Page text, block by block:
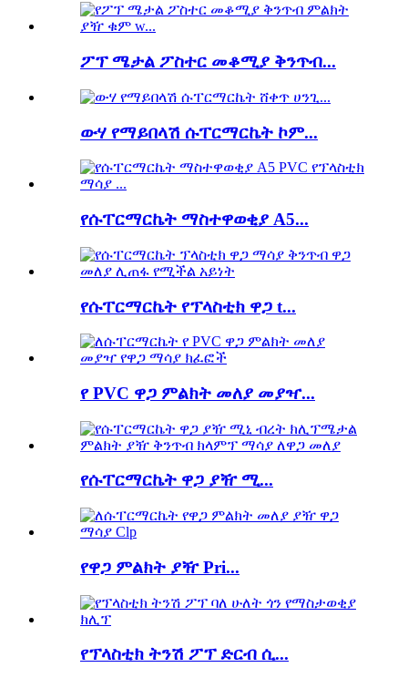
ፖፕ ሜታል ፖስተር መቆሚያ ቅንጥብ...
ውሃ የማይበላሽ ሱፐርማርኬት ኮም...
የሱፐርማርኬት ማስተዋወቂያ A5...
የሱፐርማርኬት የፕላስቲክ ዋጋ t...
የ PVC ዋጋ ምልክት መለያ መያዣ...
የሱፐርማርኬት ዋጋ ያዥ ሚ...
የዋጋ ምልክት ያዥ Pri...
የፕላስቲክ ትንሽ ፖፕ ድርብ ሲ...